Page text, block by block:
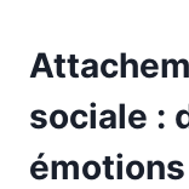
sociale :